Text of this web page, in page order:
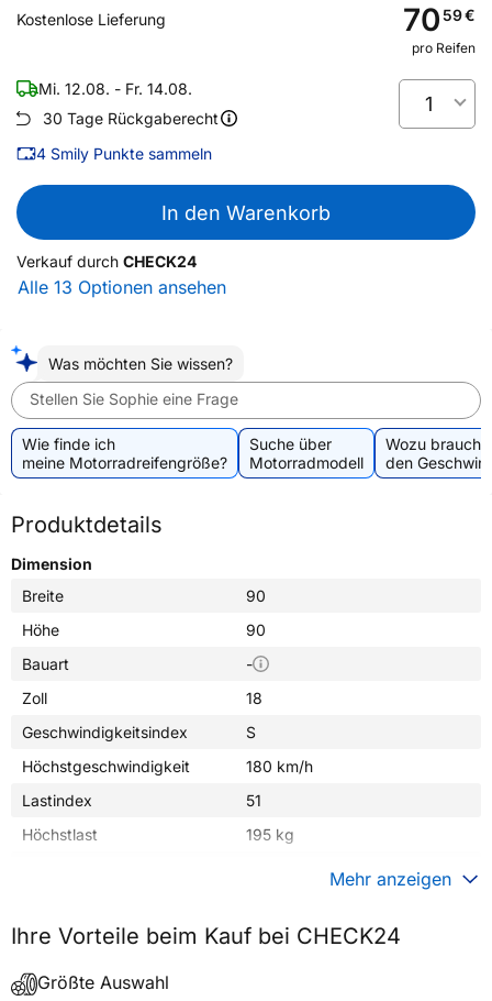
Kostenlose Lieferung 7059€
pro Reifen
Mi. 12.08. - Fr. 14.08.
30 Tage Rückgaberecht
4 Smily Punkte sammeln
1
In den Warenkorb
Verkauf durch CHECK24
Alle 13 Optionen ansehen
Was möchten Sie wissen?
Stellen Sie Sophie eine Frage
Wie finde ich
meine Motorradreifengröße?
Suche über
Motorradmodell
Wozu
den
Produktdetails
Dimension
Breite
90
Höhe
90
Bauart
-
Zoll
18
Geschwindigkeitsindex
S
Höchstgeschwindigkeit
180 km/h
Lastindex
51
Höchstlast
195 kg
Fahrzeugtyp
Motorrad
Verwendung
Mehr anzeigen
Ihre Vorteile beim Kauf bei CHECK24
Größte Auswahl